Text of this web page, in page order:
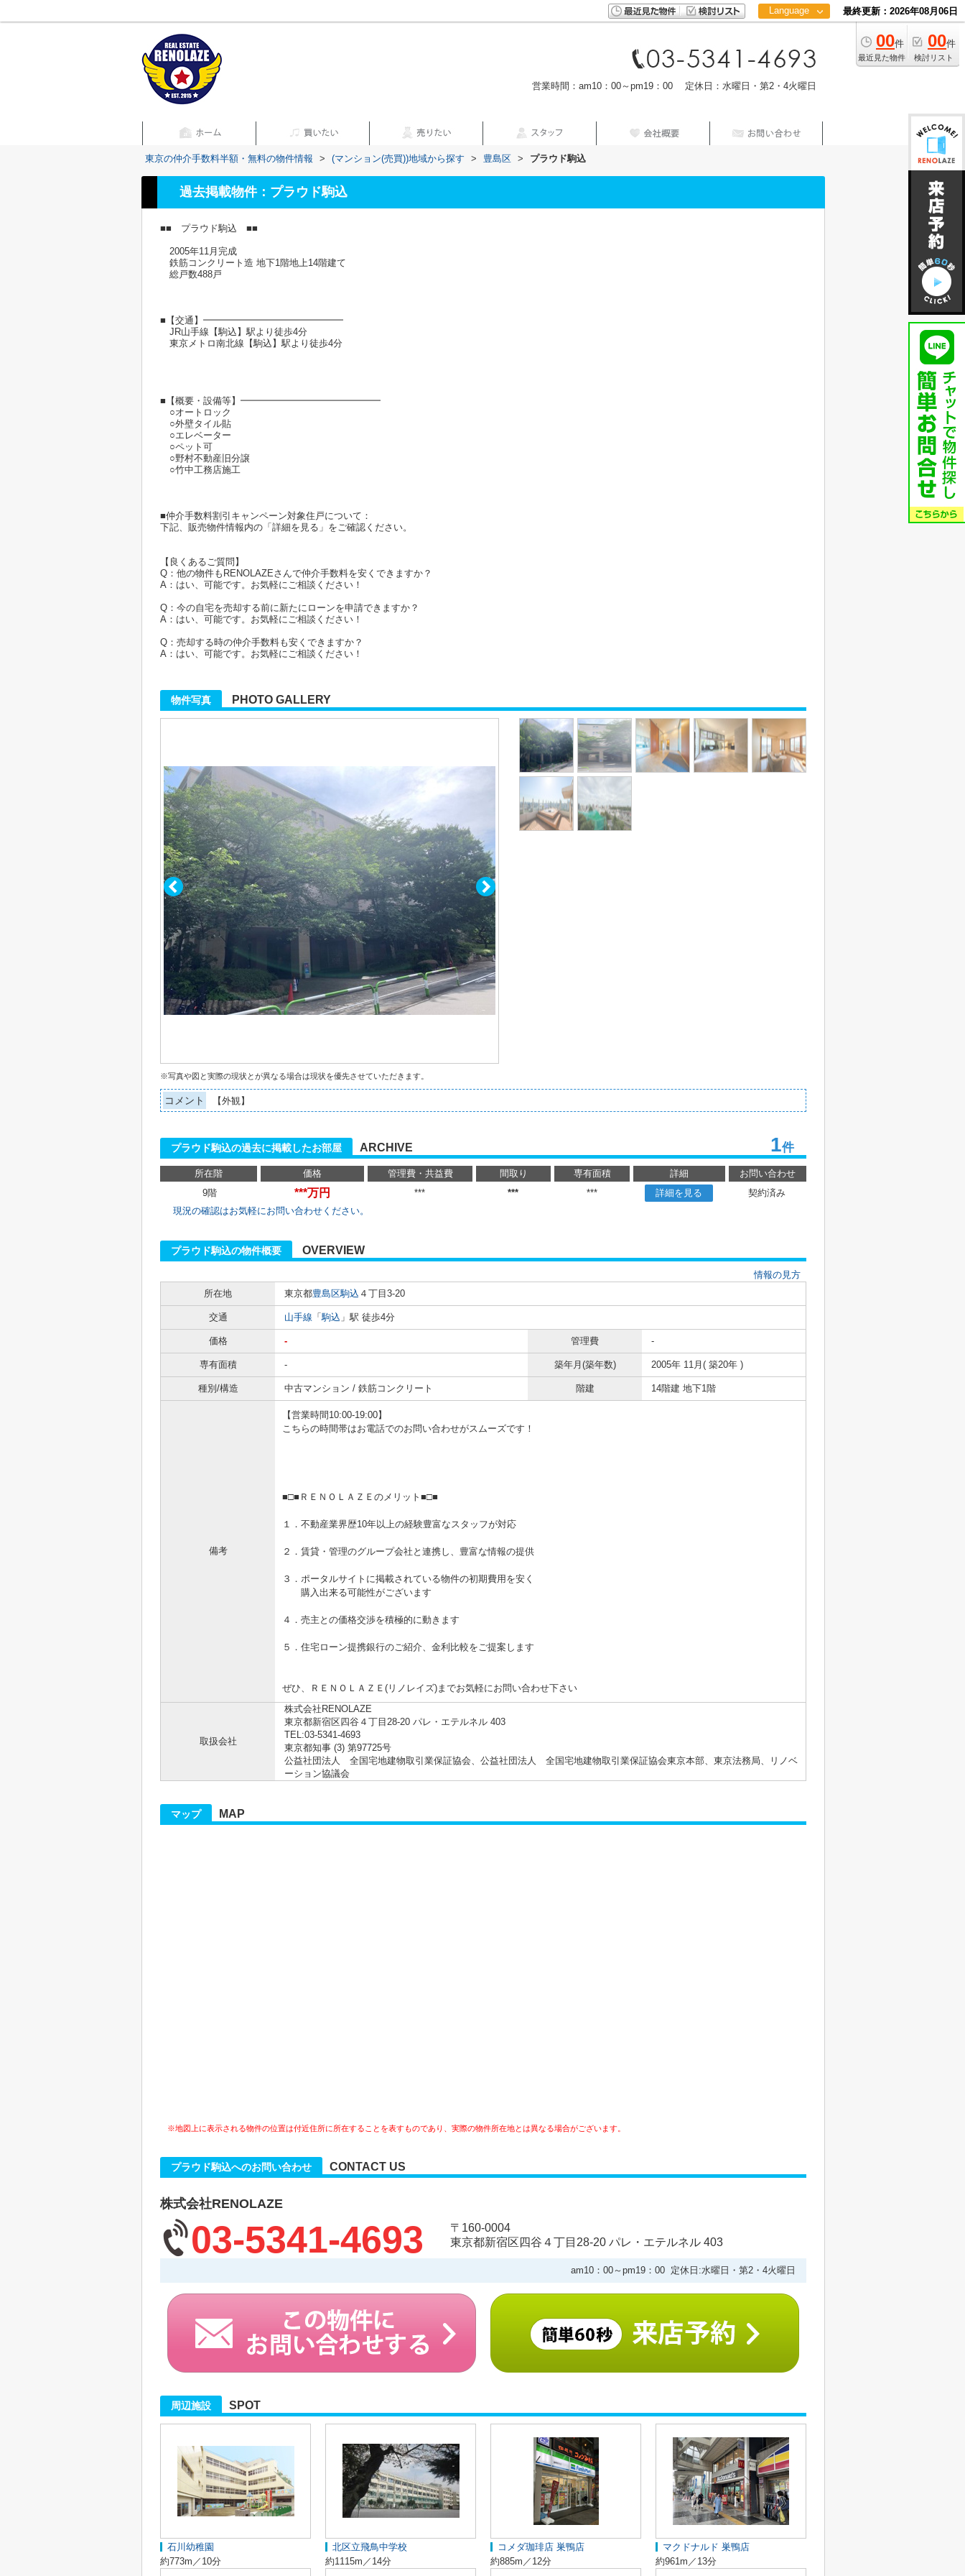
Language
中文
最終更新：2026年08月06日
00件
最近見た物件
00件
検討リスト
営業時間：am10：00～pm19：00 定休日：水曜日・第2・4火曜日
東京の仲介手数料半額・無料の物件情報 > (マンション(売買))地域から探す > 豊島区 > プラウド駒込
過去掲載物件：プラウド駒込
■■ プラウド駒込 ■■
2005年11月完成
鉄筋コンクリート造 地下1階地上14階建て
総戸数488戸
■【交通】━━━━━━━━━━━━━━━
JR山手線【駒込】駅より徒歩4分
東京メトロ南北線【駒込】駅より徒歩4分
■【概要・設備等】━━━━━━━━━━━━━━━
○オートロック
○外壁タイル貼
○エレベーター
○ペット可
○野村不動産旧分譲
○竹中工務店施工
■仲介手数料割引キャンペーン対象住戸について：
下記、販売物件情報内の「詳細を見る」をご確認ください。
【良くあるご質問】
Q：他の物件もRENOLAZEさんで仲介手数料を安くできますか？
A：はい、可能です。お気軽にご相談ください！
Q：今の自宅を売却する前に新たにローンを申請できますか？
A：はい、可能です。お気軽にご相談ください！
Q：売却する時の仲介手数料も安くできますか？
A：はい、可能です。お気軽にご相談ください！
物件写真 PHOTO GALLERY
※写真や図と実際の現状とが異なる場合は現状を優先させていただきます。
コメント 【外観】
プラウド駒込の過去に掲載したお部屋 ARCHIVE 1件
所在階 価格 管理費・共益費 間取り 専有面積 詳細
お問い合わせ
9階
***万円 *** *** *** 詳細を見る
契約済み
現況の確認はお気軽にお問い合わせください。
プラウド駒込の物件概要 OVERVIEW
情報の見方
所在地
東京都豊島区駒込 ４丁目3-20
交通 山手線 「駒込 」駅 徒歩4分
価格 - 管理費 -
専有面積 - 築年月(築年数) 2005年 11月( 築20年 )
種別/構造 中古マンション / 鉄筋コンクリート 階建 14階建 地下1階
備考
【営業時間10:00-19:00】
こちらの時間帯はお電話でのお問い合わせがスムーズです！
■□■ＲＥＮＯＬＡＺＥのメリット■□■
１．不動産業界歴10年以上の経験豊富なスタッフが対応
２．賃貸・管理のグループ会社と連携し、豊富な情報の提供
３．ポータルサイトに掲載されている物件の初期費用を安く
購入出来る可能性がございます
４．売主との価格交渉を積極的に動きます
５．住宅ローン提携銀行のご紹介、金利比較をご提案します
ぜひ、ＲＥＮＯＬＡＺＥ(リノレイズ)までお気軽にお問い合わせ下さい
取扱会社
株式会社RENOLAZE
東京都新宿区四谷４丁目28-20 パレ・エテルネル 403
TEL:03-5341-4693
東京都知事 (3) 第97725号
公益社団法人 全国宅地建物取引業保証協会、公益社団法人 全国宅地建物取引業保証協会東京本部、東京法務局、リノベ
ーション協議会
マップ MAP
※地図上に表示される物件の位置は付近住所に所在することを表すものであり、実際の物件所在地とは異なる場合がございます。
プラウド駒込へのお問い合わせ CONTACT US
株式会社RENOLAZE
03-5341-4693
〒160-0004
東京都新宿区四谷４丁目28-20 パレ・エテルネル 403
am10：00～pm19：00 定休日:水曜日・第2・4火曜日
周辺施設 SPOT
石川幼稚園
約773m／10分
北区立飛鳥中学校
約1115m／14分
コメダ珈琲店 巣鴨店
約885m／12分
マクドナルド 巣鴨店
約961m／13分